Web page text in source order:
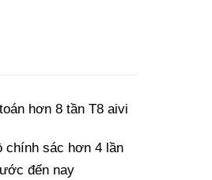
hơn 8 tần T8 aivi
chính sác hơn 4 lần
đến nay